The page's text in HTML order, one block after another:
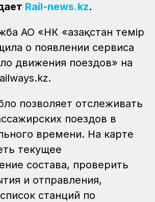
Rail-news.kz.
АО «НК «Қазақстан темір
о появлении сервиса
движения поездов» на
позволяет отслеживать
поездов в
времени. На карте
текущее
состава, проверить
и отправления,
станций по